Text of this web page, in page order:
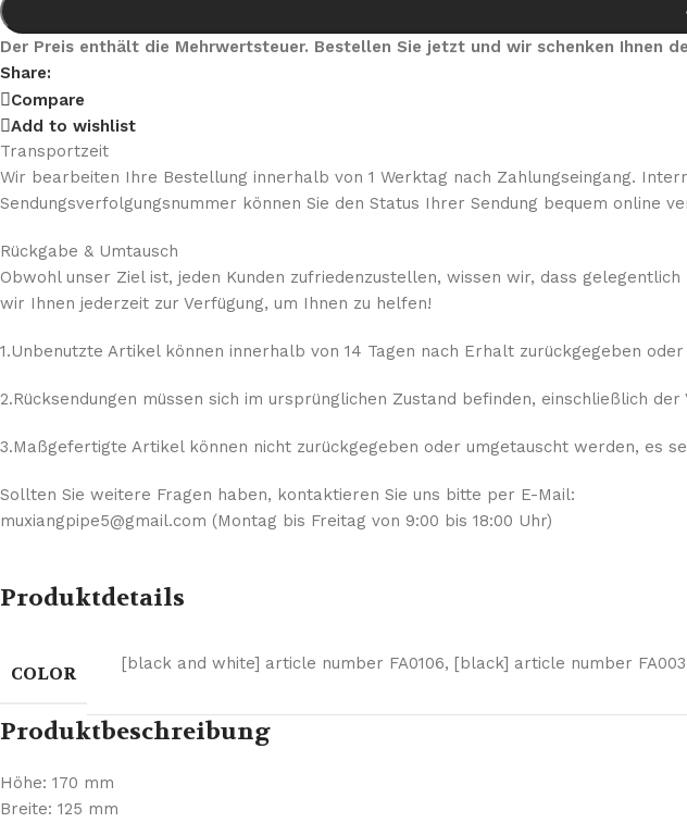
Der Preis enthält die Mehrwertsteuer. Bestellen Sie jetzt und wir schenken Ihnen
Share:
Compare
Add to wishlist
Transportzeit
Wir bearbeiten Ihre Bestellung innerhalb von 1 Werktag nach Zahlungseingang.
Sendungsverfolgungsnummer können Sie den Status Ihrer Sendung bequem online
Rückgabe & Umtausch
Obwohl unser Ziel ist, jeden Kunden zufriedenzustellen, wissen wir, dass
wir Ihnen jederzeit zur Verfügung, um Ihnen zu helfen!
1.Unbenutzte Artikel können innerhalb von 14 Tagen nach Erhalt zurückgegeben
2.Rücksendungen müssen sich im ursprünglichen Zustand befinden, einschließlich der
3.Maßgefertigte Artikel können nicht zurückgegeben oder umgetauscht werden, es
Sollten Sie weitere Fragen haben, kontaktieren Sie uns bitte per E-Mail:
muxiangpipe5@gmail.com (Montag bis Freitag von 9:00 bis 18:00 Uhr)
Produktdetails
COLOR [black and white] article number FA0106, [black] article number
Produktbeschreibung
Höhe: 170 mm
Breite: 125 mm